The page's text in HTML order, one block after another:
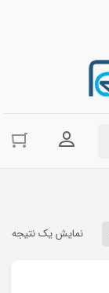
ورود به
نمایش یک نتیجه